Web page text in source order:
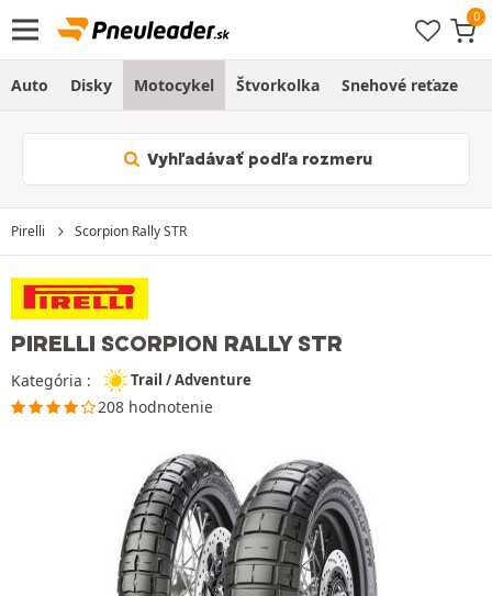
Auto Disky Motocykel Štvorkolka Snehové reťaze
Vyhľadávať podľa rozmeru
Pirelli Scorpion Rally STR
PIRELLI SCORPION RALLY STR
Kategória : Trail / Adventure
208 hodnotenie